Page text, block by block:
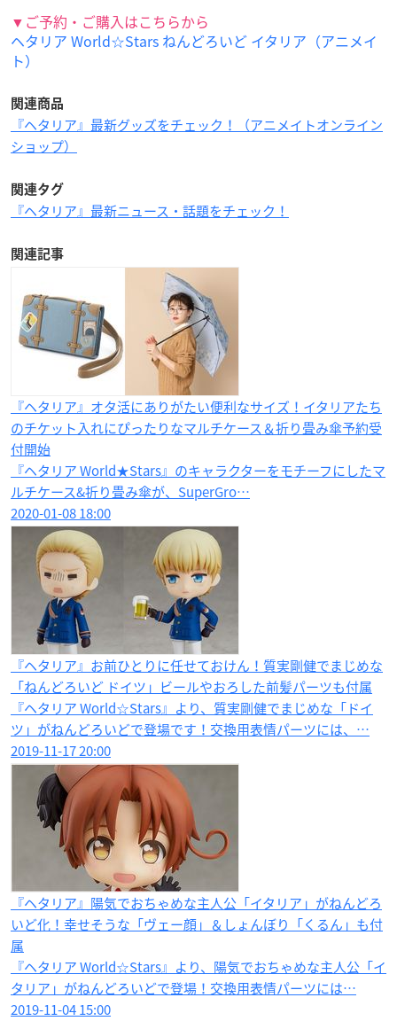
▼ご予約・ご購入はこちらから
ヘタリア World☆Stars ねんどろいど イタリア（アニメイ
ト）
関連商品
『ヘタリア』最新グッズをチェック！（アニメイトオンライン
ショップ）
関連タグ
『ヘタリア』最新ニュース・話題をチェック！
関連記事
『ヘタリア』オタ活にありがたい便利なサイズ！イタリアたち
のチケット入れにぴったりなマルチケース＆折り畳み傘予約受
付開始
『ヘタリア World★Stars』のキャラクターをモチーフにしたマ
ルチケース&折り畳み傘が、SuperGro…
2020-01-08 18:00
『ヘタリア』お前ひとりに任せておけん！質実剛健でまじめな
「ねんどろいど ドイツ」ビールやおろした前髪パーツも付属
『ヘタリア World☆Stars』より、質実剛健でまじめな「ドイ
ツ」がねんどろいどで登場です！交換用表情パーツには、…
2019-11-17 20:00
『ヘタリア』陽気でおちゃめな主人公「イタリア」がねんどろ
いど化！幸せそうな「ヴェー顔」＆しょんぼり「くるん」も付
属
『ヘタリア World☆Stars』より、陽気でおちゃめな主人公「イ
タリア」がねんどろいどで登場！交換用表情パーツには…
2019-11-04 15:00